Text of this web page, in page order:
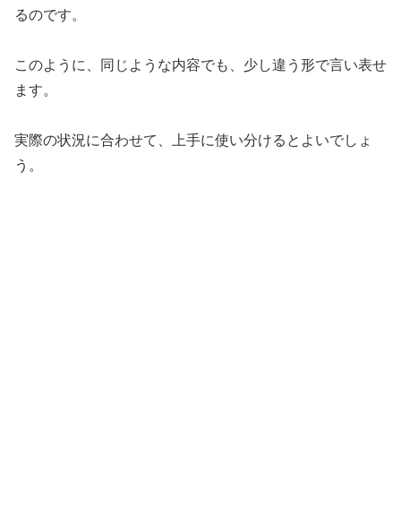
るのです。
このように、同じような内容でも、少し違う形で言い表せ
ます。
実際の状況に合わせて、上手に使い分けるとよいでしょ
う。